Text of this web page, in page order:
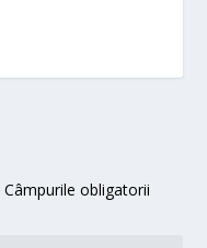
Câmpurile obligatorii